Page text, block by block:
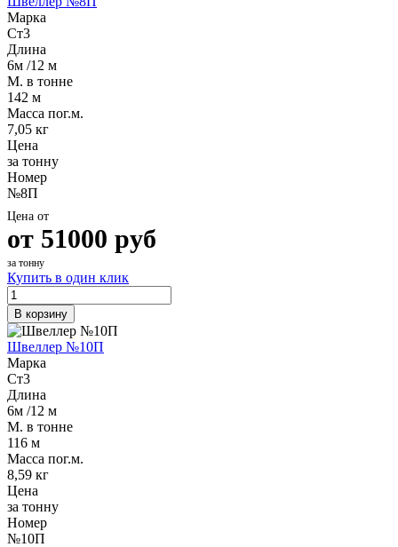
Марка
Ст3
Длина
6м /12 м
М. в тонне
142 м
Масса пог.м.
7,05 кг
Цена
за тонну
Номер
№8П
Цена от
от 51000 руб
за тонну
Купить в один клик
В корзину
Швеллер №10П
Марка
Ст3
Длина
6м /12 м
М. в тонне
116 м
Масса пог.м.
8,59 кг
Цена
за тонну
Номер
№10П